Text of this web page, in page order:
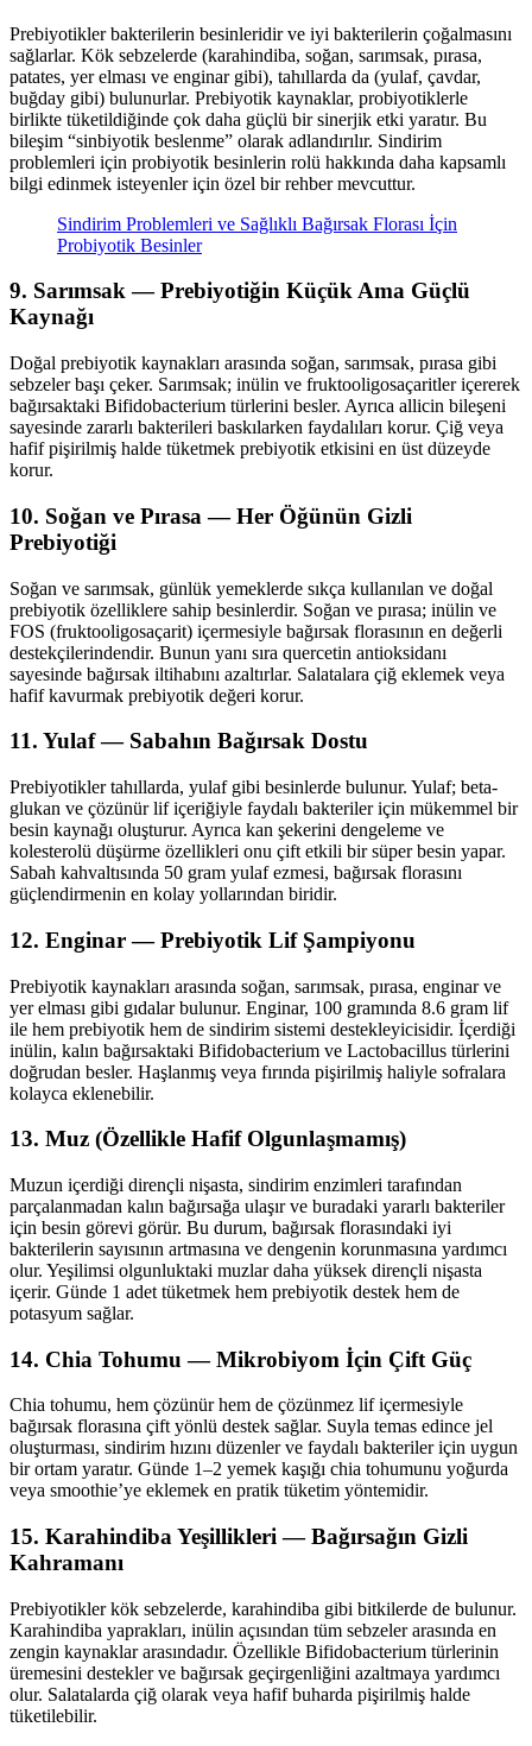
Prebiyotikler bakterilerin besinleridir ve iyi bakterilerin çoğalmasını
sağlarlar. Kök sebzelerde (karahindiba, soğan, sarımsak, pırasa,
patates, yer elması ve enginar gibi), tahıllarda da (yulaf, çavdar,
buğday gibi) bulunurlar. Prebiyotik kaynaklar, probiyotiklerle
birlikte tüketildiğinde çok daha güçlü bir sinerjik etki yaratır. Bu
bileşim “sinbiyotik beslenme” olarak adlandırılır. Sindirim
problemleri için probiyotik besinlerin rolü hakkında daha kapsamlı
bilgi edinmek isteyenler için özel bir rehber mevcuttur.
Sindirim Problemleri ve Sağlıklı Bağırsak Florası İçin
Probiyotik Besinler
9. Sarımsak — Prebiyotiğin Küçük Ama Güçlü
Kaynağı
Doğal prebiyotik kaynakları arasında soğan, sarımsak, pırasa gibi
sebzeler başı çeker. Sarımsak; inülin ve fruktooligosaçaritler içererek
bağırsaktaki Bifidobacterium türlerini besler. Ayrıca allicin bileşeni
sayesinde zararlı bakterileri baskılarken faydalıları korur. Çiğ veya
hafif pişirilmiş halde tüketmek prebiyotik etkisini en üst düzeyde
korur.
10. Soğan ve Pırasa — Her Öğünün Gizli
Prebiyotiği
Soğan ve sarımsak, günlük yemeklerde sıkça kullanılan ve doğal
prebiyotik özelliklere sahip besinlerdir. Soğan ve pırasa; inülin ve
FOS (fruktooligosaçarit) içermesiyle bağırsak florasının en değerli
destekçilerindendir. Bunun yanı sıra quercetin antioksidanı
sayesinde bağırsak iltihabını azaltırlar. Salatalara çiğ eklemek veya
hafif kavurmak prebiyotik değeri korur.
11. Yulaf — Sabahın Bağırsak Dostu
Prebiyotikler tahıllarda, yulaf gibi besinlerde bulunur. Yulaf; beta-
glukan ve çözünür lif içeriğiyle faydalı bakteriler için mükemmel bir
besin kaynağı oluşturur. Ayrıca kan şekerini dengeleme ve
kolesterolü düşürme özellikleri onu çift etkili bir süper besin yapar.
Sabah kahvaltısında 50 gram yulaf ezmesi, bağırsak florasını
güçlendirmenin en kolay yollarından biridir.
12. Enginar — Prebiyotik Lif Şampiyonu
Prebiyotik kaynakları arasında soğan, sarımsak, pırasa, enginar ve
yer elması gibi gıdalar bulunur. Enginar, 100 gramında 8.6 gram lif
ile hem prebiyotik hem de sindirim sistemi destekleyicisidir. İçerdiği
inülin, kalın bağırsaktaki Bifidobacterium ve Lactobacillus türlerini
doğrudan besler. Haşlanmış veya fırında pişirilmiş haliyle sofralara
kolayca eklenebilir.
13. Muz (Özellikle Hafif Olgunlaşmamış)
Muzun içerdiği dirençli nişasta, sindirim enzimleri tarafından
parçalanmadan kalın bağırsağa ulaşır ve buradaki yararlı bakteriler
için besin görevi görür. Bu durum, bağırsak florasındaki iyi
bakterilerin sayısının artmasına ve dengenin korunmasına yardımcı
olur. Yeşilimsi olgunluktaki muzlar daha yüksek dirençli nişasta
içerir. Günde 1 adet tüketmek hem prebiyotik destek hem de
potasyum sağlar.
14. Chia Tohumu — Mikrobiyom İçin Çift Güç
Chia tohumu, hem çözünür hem de çözünmez lif içermesiyle
bağırsak florasına çift yönlü destek sağlar. Suyla temas edince jel
oluşturması, sindirim hızını düzenler ve faydalı bakteriler için uygun
bir ortam yaratır. Günde 1–2 yemek kaşığı chia tohumunu yoğurda
veya smoothie’ye eklemek en pratik tüketim yöntemidir.
15. Karahindiba Yeşillikleri — Bağırsağın Gizli
Kahramanı
Prebiyotikler kök sebzelerde, karahindiba gibi bitkilerde de bulunur.
Karahindiba yaprakları, inülin açısından tüm sebzeler arasında en
zengin kaynaklar arasındadır. Özellikle Bifidobacterium türlerinin
üremesini destekler ve bağırsak geçirgenliğini azaltmaya yardımcı
olur. Salatalarda çiğ olarak veya hafif buharda pişirilmiş halde
tüketilebilir.